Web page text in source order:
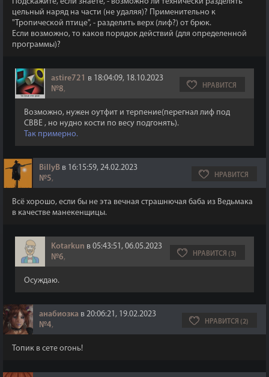
цельный наряд на части (не удаляя)? Применительно к
"Тропической птице", - разделить верх (лиф?) от брюк.
Если возможно, то каков порядок действий (для определенной
программы)?
astire721 в 18:04:09, 18.10.2023
№8, НРАВИТСЯ
Возможно, нужен оутфит и терпение(перегнал лиф под
CBBE , но нудно кости по весу подгонять).
Так примерно.
BillyB в 16:15:59, 24.02.2023
№5, НРАВИТСЯ
Всё хорошо, если бы не эта вечная страшнючая баба из Ведьмака
в качестве манекенщицы.
Kotarkun в 05:43:51, 06.05.2023
№6, НРАВИТСЯ (3)
Осуждаю.
анабиозка в 20:06:21, 19.02.2023
№4, НРАВИТСЯ (2)
Топик в сете огонь!